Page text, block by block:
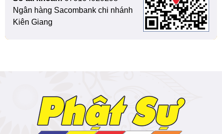
Ngân hàng Sacombank chi nhánh
Kiên Giang